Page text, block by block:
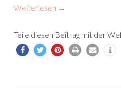
Weiterlesen →
Teile diesen Beitrag mit der